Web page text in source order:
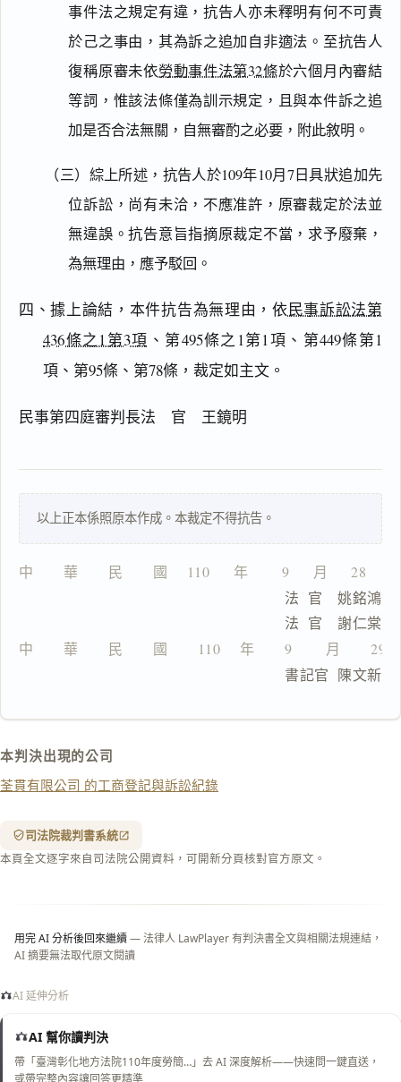
事件法之規定有違，抗告人亦未釋明有何不可責
於己之事由，其為訴之追加自非適法。至抗告人
復稱原審未依勞動事件法第32條於六個月內審結
等詞，惟該法條僅為訓示規定，且與本件訴之追
加是否合法無關，自無審酌之必要，附此敘明。
（三）綜上所述，抗告人於109年10月7日具狀追加先
位訴訟，尚有未洽，不應准許，原審裁定於法並
無違誤。抗告意旨指摘原裁定不當，求予廢棄，
為無理由，應予駁回。
四、據上論結，本件抗告為無理由，依民事訴訟法第
436條之1第3項 、第495條之1第1項、第449條第1
項、第95條、第78條，裁定如主文。
民事第四庭審判長法 官 王鏡明
以上正本係照原本作成。本裁定不得抗告。
中　　華　　民　　國　 110  　年 　　9 　 月　  28  　
                                法  官　姚銘鴻
                            　　法  官　謝仁棠
中　　華　　民　　國　　110 　年　　9 　　月　　29
                                書記官  陳文新
本判決出現的公司
荃貫有限公司 的工商登記與訴訟紀錄
司法院裁判書系統
本頁全文逐字來自司法院公開資料，可開新分頁核對官方原文。
用完 AI 分析後回來繼續— 法律人 LawPlayer 有判決書全文與相關法規連結，
AI 摘要無法取代原文閱讀
AI 延伸分析
AI 幫你讀判決
帶「臺灣彰化地方法院110年度勞簡…」去 AI 深度解析——快速問一鍵直送，
或帶完整內容讓回答更精準
閱讀 研究
複
製
全
文